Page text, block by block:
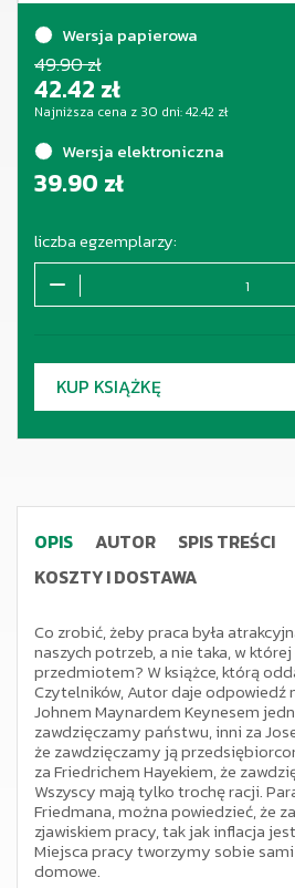
Wersja papierowa
49.90 zł
42.42 zł
Najniższa cena z 30 dni:42.42 zł
Wersja elektroniczna
39.90 zł
liczba egzemplarzy:
KUP KSIĄŻKĘ
OPIS AUTOR
SPIS TREŚCI
KOSZTY I DOSTAWA
Co zrobić, żeby praca była
naszych potrzeb, a nie taka, w
przedmiotem? W książce, którą
Czytelników, Autor daje odpowiedź
Johnem Maynardem Keynesem
zawdzięczamy państwu, inni za
że zawdzięczamy ją
za Friedrichem Hayekiem, że
Wszyscy mają tylko trochę racji.
Friedmana, można powiedzieć, że
zjawiskiem pracy, tak jak inflacja
Miejsca pracy tworzymy sobie
domowe.